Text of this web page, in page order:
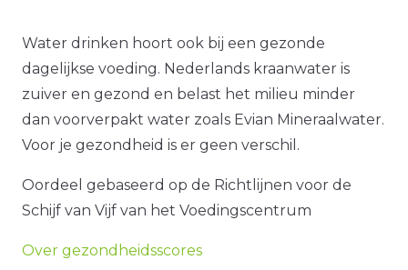
Water drinken hoort ook bij een gezonde
dagelijkse voeding. Nederlands kraanwater is
zuiver en gezond en belast het milieu minder
dan voorverpakt water zoals Evian Mineraalwater.
Voor je gezondheid is er geen verschil.
Oordeel gebaseerd op de Richtlijnen voor de
Schijf van Vijf van het Voedingscentrum
Over gezondheidsscores